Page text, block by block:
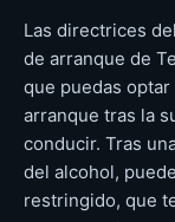
Las directrices
de arranque de
que puedas
arranque tras la
conducir. Tras
del alcohol,
restringido, que